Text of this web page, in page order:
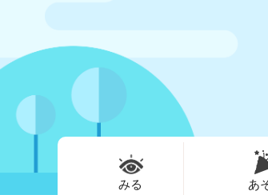
みる あ